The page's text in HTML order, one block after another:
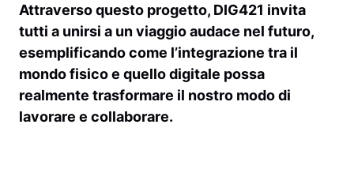
Attraverso questo progetto, DIG421 invita
tutti a unirsi a un viaggio audace nel futuro,
esemplificando come l’integrazione tra il
mondo fisico e quello digitale possa
realmente trasformare il nostro modo di
lavorare e collaborare.